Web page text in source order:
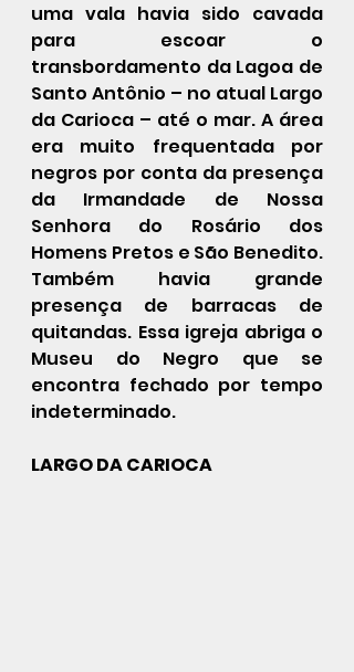
uma vala havia sido cavada
para escoar o
transbordamento da Lagoa de
Santo Antônio – no atual Largo
da Carioca – até o mar. A área
era muito frequentada por
negros por conta da presença
da Irmandade de Nossa
Senhora do Rosário dos
Homens Pretos e São Benedito.
Também havia grande
presença de barracas de
quitandas. Essa igreja abriga o
Museu do Negro que se
encontra fechado por tempo
indeterminado.
LARGO DA CARIOCA